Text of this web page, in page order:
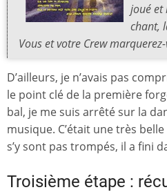
joué et
chant,
Vous et votre Crew
D’ailleurs, je n’avais pas
le point clé de la première
bal, je me suis arrêté sur la
musique. C’était une très
s’y sont pas trompés, il a fini
Troisième étape :